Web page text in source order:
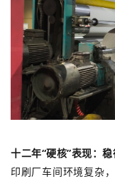
十二年“硬核”表现：
印刷厂车间环境复杂，